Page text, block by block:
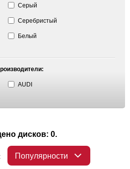
Серый
Серебристый
Белый
AUDI
дисков: 0.
Популярности